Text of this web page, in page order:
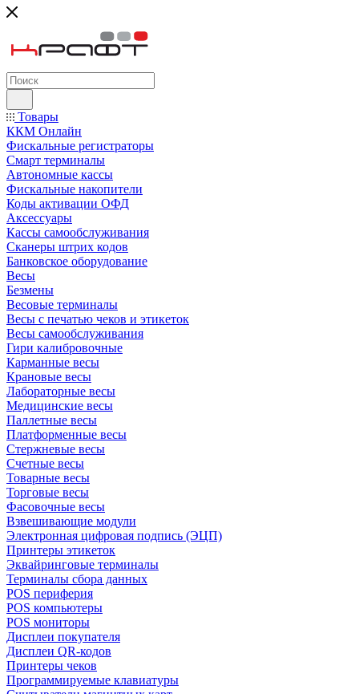
Товары
ККМ Онлайн
Фискальные регистраторы
Смарт терминалы
Автономные кассы
Фискальные накопители
Коды активации ОФД
Аксессуары
Кассы самообслуживания
Сканеры штрих кодов
Банковское оборудование
Весы
Безмены
Весовые терминалы
Весы с печатью чеков и этикеток
Весы самообслуживания
Гири калибровочные
Карманные весы
Крановые весы
Лабораторные весы
Медицинские весы
Паллетные весы
Платформенные весы
Стержневые весы
Счетные весы
Товарные весы
Торговые весы
Фасовочные весы
Взвешивающие модули
Электронная цифровая подпись (ЭЦП)
Принтеры этикеток
Эквайринговые терминалы
Терминалы сбора данных
POS периферия
POS компьютеры
POS мониторы
Дисплеи покупателя
Дисплеи QR-кодов
Принтеры чеков
Программируемые клавиатуры